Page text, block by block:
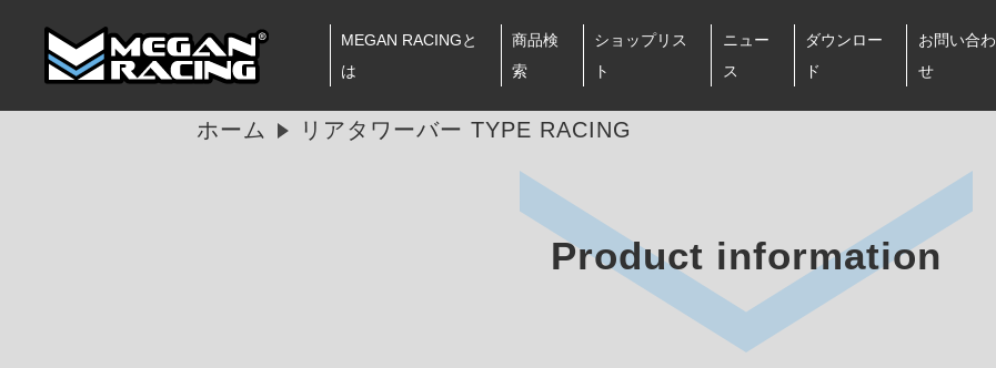
MEGAN RACINGと
は
商品検
索
ショップリス
ト
ニュー
ス
ダウンロー
ド
お問い合わ
せ
ホーム リアタワーバー TYPE RACING
Product information